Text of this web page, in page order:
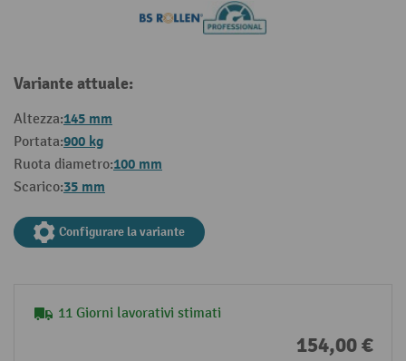
Variante attuale:
Altezza:145 mm
Portata:900 kg
Ruota diametro:100 mm
Scarico:35 mm
Configurare la variante
11 Giorni lavorativi stimati
154,00 €